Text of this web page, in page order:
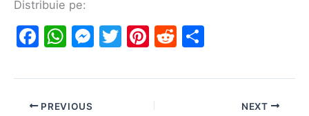
Distribuie pe:
F
c
e
W
at
s
M
s
T
itt
Pi
er
e
R
d ar
PREVIOUS NEXT